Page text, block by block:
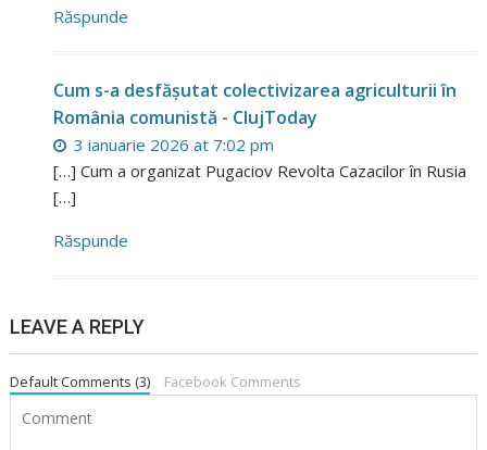
Răspunde
Cum s-a desfășutat colectivizarea agriculturii în
România comunistă - ClujToday
3 ianuarie 2026 at 7:02 pm
[…] Cum a organizat Pugaciov Revolta Cazacilor în Rusia
[…]
Răspunde
LEAVE A REPLY
Default Comments (3) Facebook Comments